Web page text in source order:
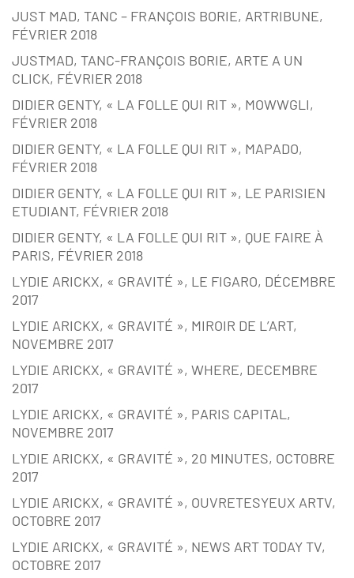
JUST MAD, TANC – FRANÇOIS BORIE, ARTRIBUNE,
FÉVRIER 2018
JUSTMAD, TANC-FRANÇOIS BORIE, ARTE A UN
CLICK, FÉVRIER 2018
DIDIER GENTY, « LA FOLLE QUI RIT », MOWWGLI,
FÉVRIER 2018
DIDIER GENTY, « LA FOLLE QUI RIT », MAPADO,
FÉVRIER 2018
DIDIER GENTY, « LA FOLLE QUI RIT », LE PARISIEN
ETUDIANT, FÉVRIER 2018
DIDIER GENTY, « LA FOLLE QUI RIT », QUE FAIRE À
PARIS, FÉVRIER 2018
LYDIE ARICKX, « GRAVITÉ », LE FIGARO, DÉCEMBRE
2017
LYDIE ARICKX, « GRAVITÉ », MIROIR DE L’ART,
NOVEMBRE 2017
LYDIE ARICKX, « GRAVITÉ », WHERE, DECEMBRE
2017
LYDIE ARICKX, « GRAVITÉ », PARIS CAPITAL,
NOVEMBRE 2017
LYDIE ARICKX, « GRAVITÉ », 20 MINUTES, OCTOBRE
2017
LYDIE ARICKX, « GRAVITÉ », OUVRETESYEUX ARTV,
OCTOBRE 2017
LYDIE ARICKX, « GRAVITÉ », NEWS ART TODAY TV,
OCTOBRE 2017